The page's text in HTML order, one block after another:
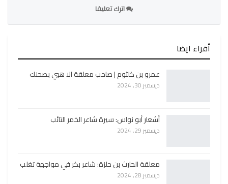
اترك تعليقا
أقراء ايضا
عمرو بن كلثوم | صاحب معلقة الا هبي بصحنك
ديسمبر 30, 2024
أشعار أبو نواس: سيرة شاعر الخمر التائب
ديسمبر 29, 2024
معلقة الحارث بن حلزة: شاعر بكر في مواجهة تغلب
ديسمبر 28, 2024